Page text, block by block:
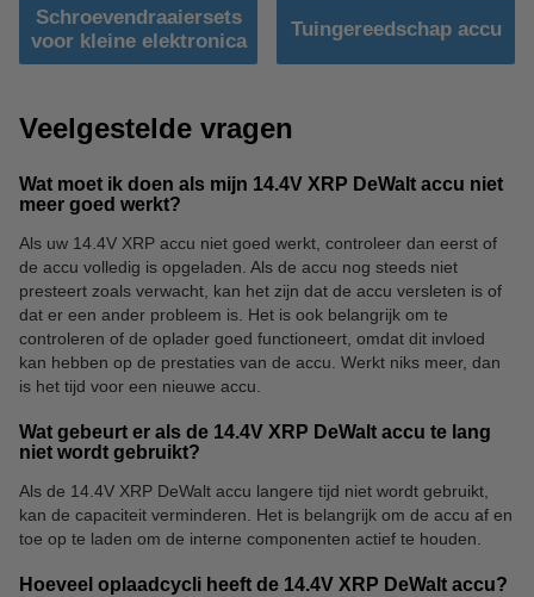
Schroevendraaiersets
voor kleine elektronica
Tuingereedschap accu
Veelgestelde vragen
Wat moet ik doen als mijn 14.4V XRP DeWalt accu niet
meer goed werkt?
Als uw 14.4V XRP accu niet goed werkt, controleer dan eerst of
de accu volledig is opgeladen. Als de accu nog steeds niet
presteert zoals verwacht, kan het zijn dat de accu versleten is of
dat er een ander probleem is. Het is ook belangrijk om te
controleren of de oplader goed functioneert, omdat dit invloed
kan hebben op de prestaties van de accu. Werkt niks meer, dan
is het tijd voor een nieuwe accu.
Wat gebeurt er als de 14.4V XRP DeWalt accu te lang
niet wordt gebruikt?
Als de 14.4V XRP DeWalt accu langere tijd niet wordt gebruikt,
kan de capaciteit verminderen. Het is belangrijk om de accu af en
toe op te laden om de interne componenten actief te houden.
Hoeveel oplaadcycli heeft de 14.4V XRP DeWalt accu?